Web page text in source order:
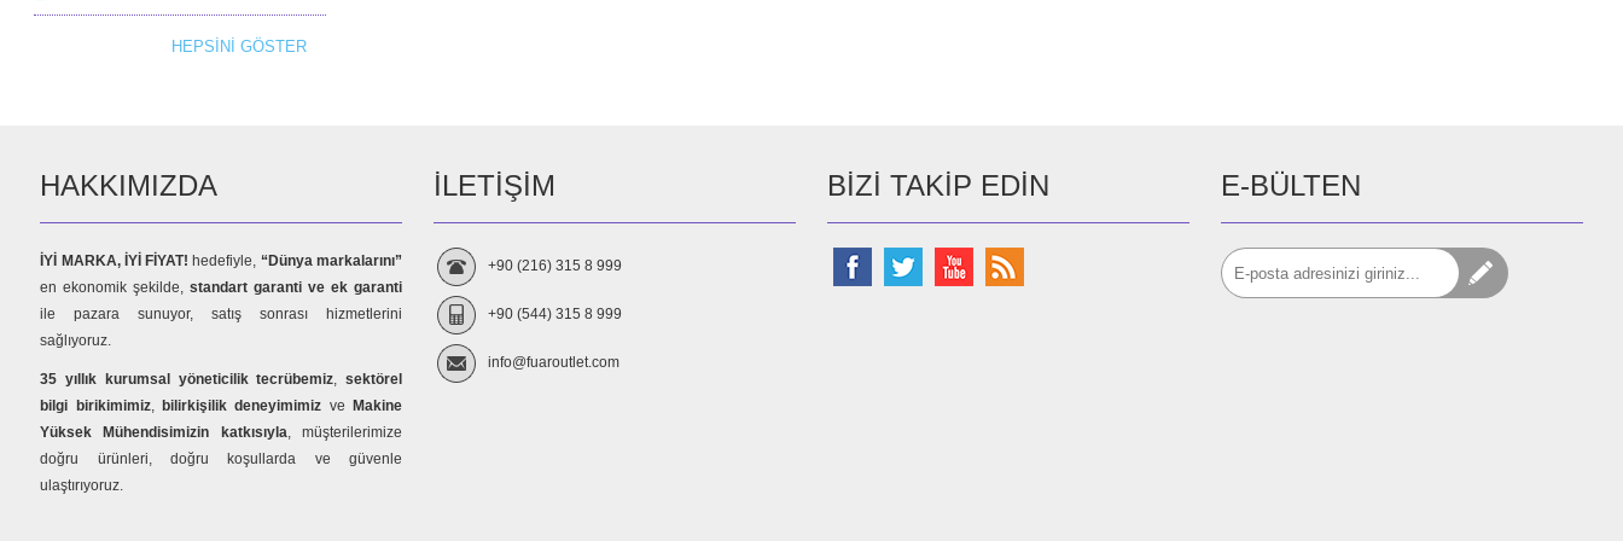
HEPSINI GÖSTER
HAKKIMIZDA
İYİ MARKA, İYİ FİYAT! hedefiyle, “Dünya markalarını”
en ekonomik şekilde,standart garanti ve ek garanti
ile pazara sunuyor, satış sonrası hizmetlerini
sağlıyoruz.
35 yıllık kurumsal yöneticilik tecrübemiz,sektörel
bilgi birikimimiz, bilirkişilik deneyimimiz ve
Makine
Yüksek Mühendisimizin katkısıyla, müşterilerimize
doğru ürünleri, doğru koşullarda ve güvenle
ulaştırıyoruz.
İLETIŞIM
+90 (216) 315 8 999
+90 (544) 315 8 999
info@fuaroutlet.com
BIZI TAKIP EDIN E-BÜLTEN